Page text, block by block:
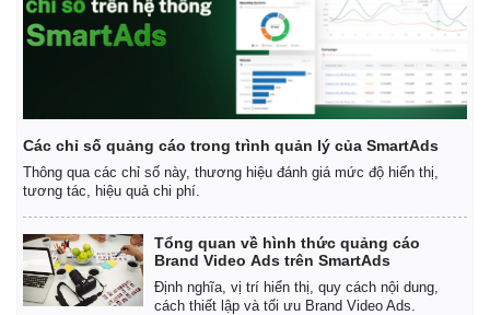
Các chỉ số quảng cáo trong trình quản lý của SmartAds
Thông qua các chỉ số này, thương hiệu đánh giá mức độ hiển thị,
tương tác, hiệu quả chi phí.
Tổng quan về hình thức quảng cáo
Brand Video Ads trên SmartAds
Định nghĩa, vị trí hiển thị, quy cách nội dung,
cách thiết lập và tối ưu Brand Video Ads.